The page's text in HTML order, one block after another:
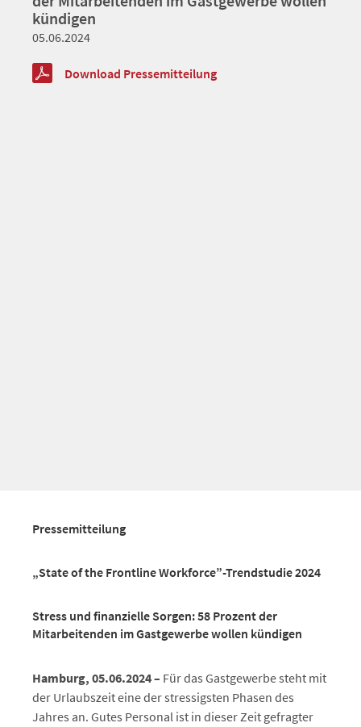
kündigen
05.06.2024
Download Pressemitteilung
Pressemitteilung
„State of the Frontline Workforce”-Trendstudie 2024
Stress und finanzielle Sorgen: 58 Prozent der
Mitarbeitenden im Gastgewerbe wollen kündigen
Hamburg, 05.06.2024 – Für das Gastgewerbe steht mit
der Urlaubszeit eine der stressigsten Phasen des
Jahres an. Gutes Personal ist in dieser Zeit gefragter